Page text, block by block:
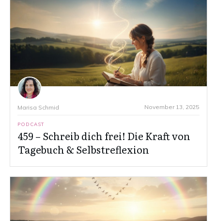
Marisa Schmid November 13, 2025
PODCAST
459 – Schreib dich frei! Die Kraft von
Tagebuch & Selbstreflexion